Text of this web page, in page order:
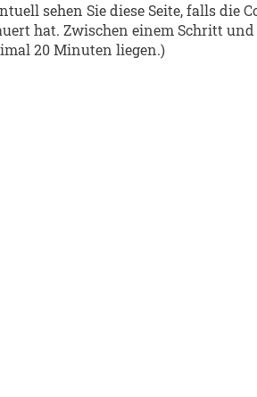
sehen Sie diese Seite, falls die
hat. Zwischen einem Schritt
20 Minuten liegen.)